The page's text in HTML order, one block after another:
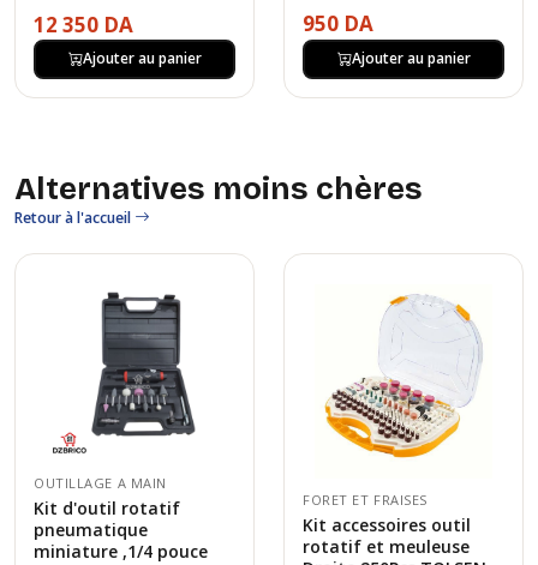
12 350 DA
Ajouter au panier
950 DA
Ajouter au panier
Alternatives moins chères
Retour à l'accueil
OUTILLAGE A MAIN
Kit d'outil rotatif
pneumatique
miniature ,1/4 pouce
FORET ET FRAISES
Kit accessoires outil
rotatif et meuleuse